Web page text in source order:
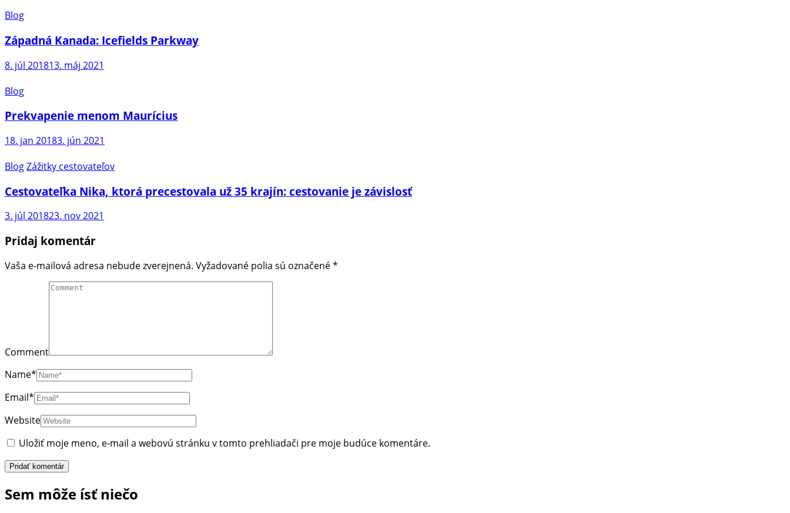
Blog
Západná Kanada: Icefields Parkway
8. júl 201813. máj 2021
Blog
Prekvapenie menom Maurícius
18. jan 20183. jún 2021
BlogZážitky cestovateľov
Cestovateľka Nika, ktorá precestovala už 35 krajín: cestovanie je závislosť
3. júl 201823. nov 2021
Pridaj komentár
Vaša e-mailová adresa nebude zverejnená. Vyžadované polia sú označené*
Comment
Name*
Email*
Website
Uložiť moje meno, e-mail a webovú stránku v tomto prehliadači pre moje budúce komentáre.
Sem môže ísť niečo